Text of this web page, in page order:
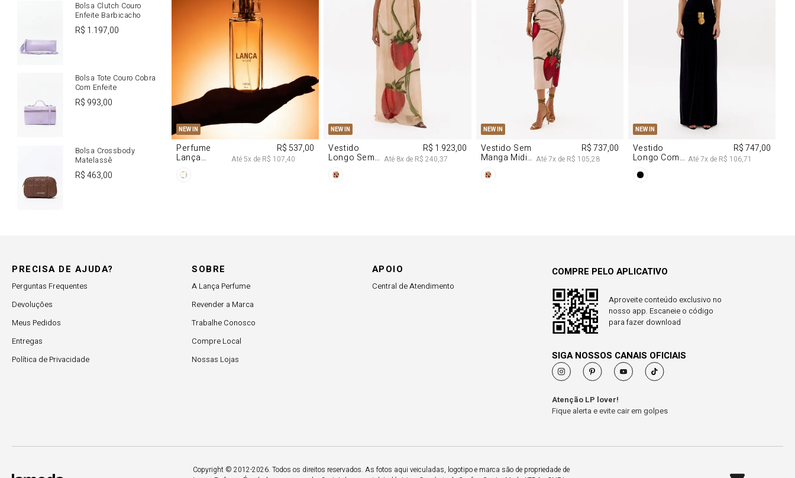
Bolsa Clutch Couro
Enfeite Barbicacho
R$ 1.197,00
Bolsa Tote Couro Cobra
Com Enfeite
R$ 993,00
Bolsa Crossbody
Matelassê
R$463,00
NEW IN
U
Perfume
Lança
R$ 537,00
Até 5x de R$ 107,40
NEW IN
G
Vestido
Longo Sem
Chiffon
R$ 1.923,00
Até 8x de R$ 240,37
NEW IN
PP M
Vestido Sem
Manga Midi
Morango
R$ 737,00
Até7x de R$ 105,28
NEW IN
PP M
Vestido
Longo Com
Na Frente
R$ 747,00
Até7x de R$ 106,71
PRECISA DE AJUDA?
Perguntas Frequentes
Devoluções
Meus Pedidos
Entregas
Política de Privacidade
SOBRE
A Lança Perfume
Revender a Marca
Trabalhe Conosco
Compre Local
Nossas Lojas
APOIO
Central de Atendimento
COMPRE PELO APLICATIVO
Aproveite conteúdo exclusivo no
nosso app. Escaneie o código
para fazer download
SIGA NOSSOS CANAIS OFICIAIS
Atenção LP lover!
Fique alerta e evite cair em golpes
Copyright © 2012-2026. Todos os direitos reservados. As fotos aqui veiculadas, logotipo e marca são de propriedade de